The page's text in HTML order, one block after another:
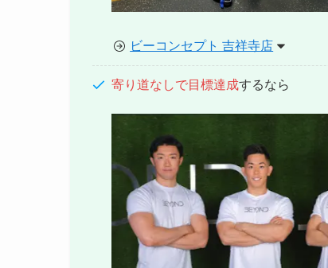
ビーコンセプト 吉祥寺店
寄り道なしで目標達成するなら